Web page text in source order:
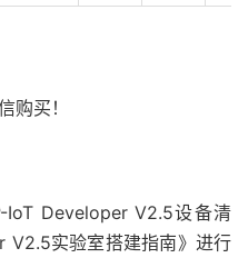
购买！
IoT Developer V2.5设备清
V2.5实验室搭建指南》进行